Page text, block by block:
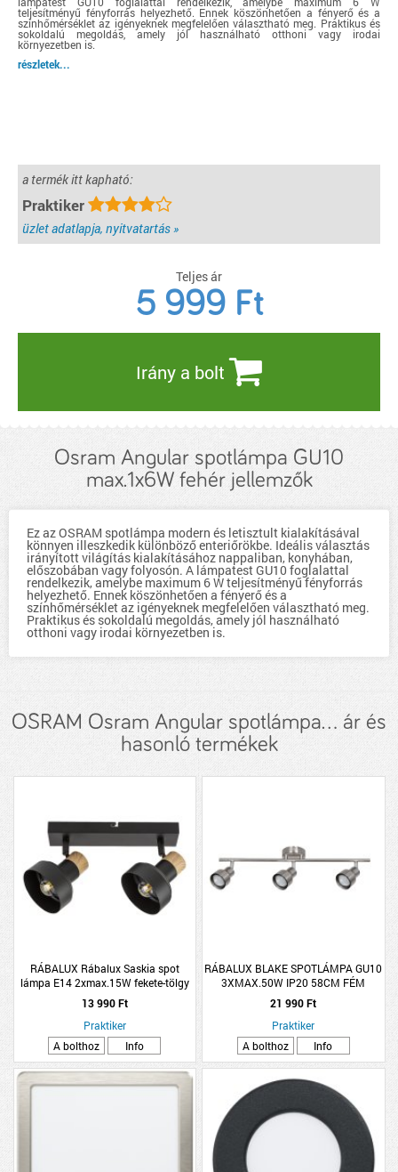
teljesítményű fényforrás helyezhető. Ennek köszönhetően a fényerő és a
színhőmérséklet az igényeknek megfelelően választható meg. Praktikus és
sokoldalú megoldás, amely jól használható otthoni vagy irodai
környezetben is.
részletek...
a termék itt kapható:
Praktiker
üzlet adatlapja, nyitvatartás »
Teljes ár
5 999 Ft
Irány a bolt
Osram Angular spotlámpa GU10
max.1x6W fehér jellemzők
Ez az OSRAM spotlámpa modern és letisztult kialakításával
könnyen illeszkedik különböző enteriőrökbe. Ideális választás
irányított világítás kialakításához nappaliban, konyhában,
előszobában vagy folyosón. A lámpatest GU10 foglalattal
rendelkezik, amelybe maximum 6 W teljesítményű fényforrás
helyezhető. Ennek köszönhetően a fényerő és a
színhőmérséklet az igényeknek megfelelően választható meg.
Praktikus és sokoldalú megoldás, amely jól használható
otthoni vagy irodai környezetben is.
OSRAM Osram Angular spotlámpa... ár és
hasonló termékek
RÁBALUX Rábalux Saskia spot
lámpa E14 2xmax.15W fekete-tölgy
13 990 Ft
Praktiker
A bolthoz
Info
RÁBALUX BLAKE SPOTLÁMPA GU10
3XMAX.50W IP20 58CM FÉM
SZATINKRÓM
21 990 Ft
Praktiker
A bolthoz
Info